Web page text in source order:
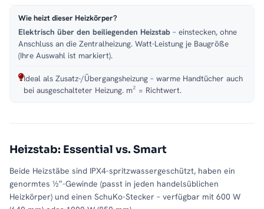
Wie heizt dieser Heizkörper?
Elektrisch über den beiliegenden Heizstab – einstecken, ohne
Anschluss an die Zentralheizung. Watt-Leistung je Baugröße
(Ihre Auswahl ist markiert).
Ideal als Zusatz-/Übergangsheizung – warme Handtücher auch
bei ausgeschalteter Heizung. m² = Richtwert.
Heizstab: Essential vs. Smart
Beide Heizstäbe sind IPX4-spritzwassergeschützt, haben ein
genormtes ½″-Gewinde (passt in jeden handelsüblichen
Heizkörper) und einen SchuKo-Stecker – verfügbar mit 600 W